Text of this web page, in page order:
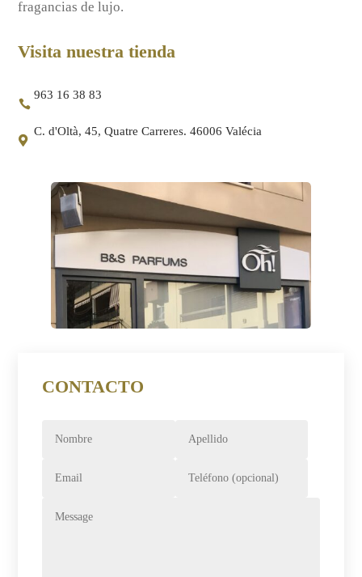
fragancias de lujo.
Visita nuestra tienda
963 16 38 83
C. d'Oltà, 45, Quatre Carreres. 46006 Valécia
CONTACTO